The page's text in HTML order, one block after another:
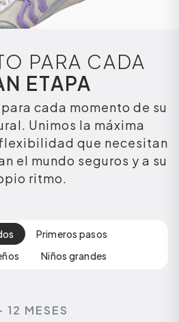
PARA CADA
ETAPA
cada momento de su
Unimos la máxima
que necesitan
el mundo seguros y a su
ritmo.
Primeros pasos
Niños grandes
12 MESES